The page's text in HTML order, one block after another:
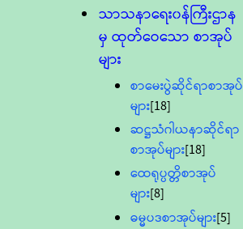
သာသနာရေး၀န်ကြီးဌာန
မှ ထုတ်ဝေသော စာအုပ်
များ
စာမေးပွဲဆိုင်ရာစာအုပ်
များ[18]
ဆဋ္ဌသံဂါယနာဆိုင်ရာ
စာအုပ်များ[18]
ထေရုပ္ပတ္တိစာအုပ်
များ[8]
ဓမ္မပဒစာအုပ်များ[5]